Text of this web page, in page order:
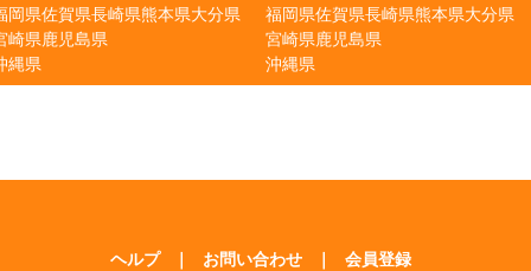
岡県佐賀県長崎県熊本県大分県
崎県鹿児島県
縄県
福岡県佐賀県長崎県熊本県大分県
宮崎県鹿児島県
沖縄県
ヘルプ ｜ お問い合わせ ｜
会員登録